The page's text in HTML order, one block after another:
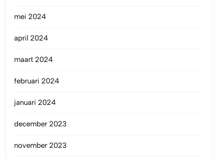
mei 2024
april 2024
maart 2024
februari 2024
januari 2024
december 2023
november 2023